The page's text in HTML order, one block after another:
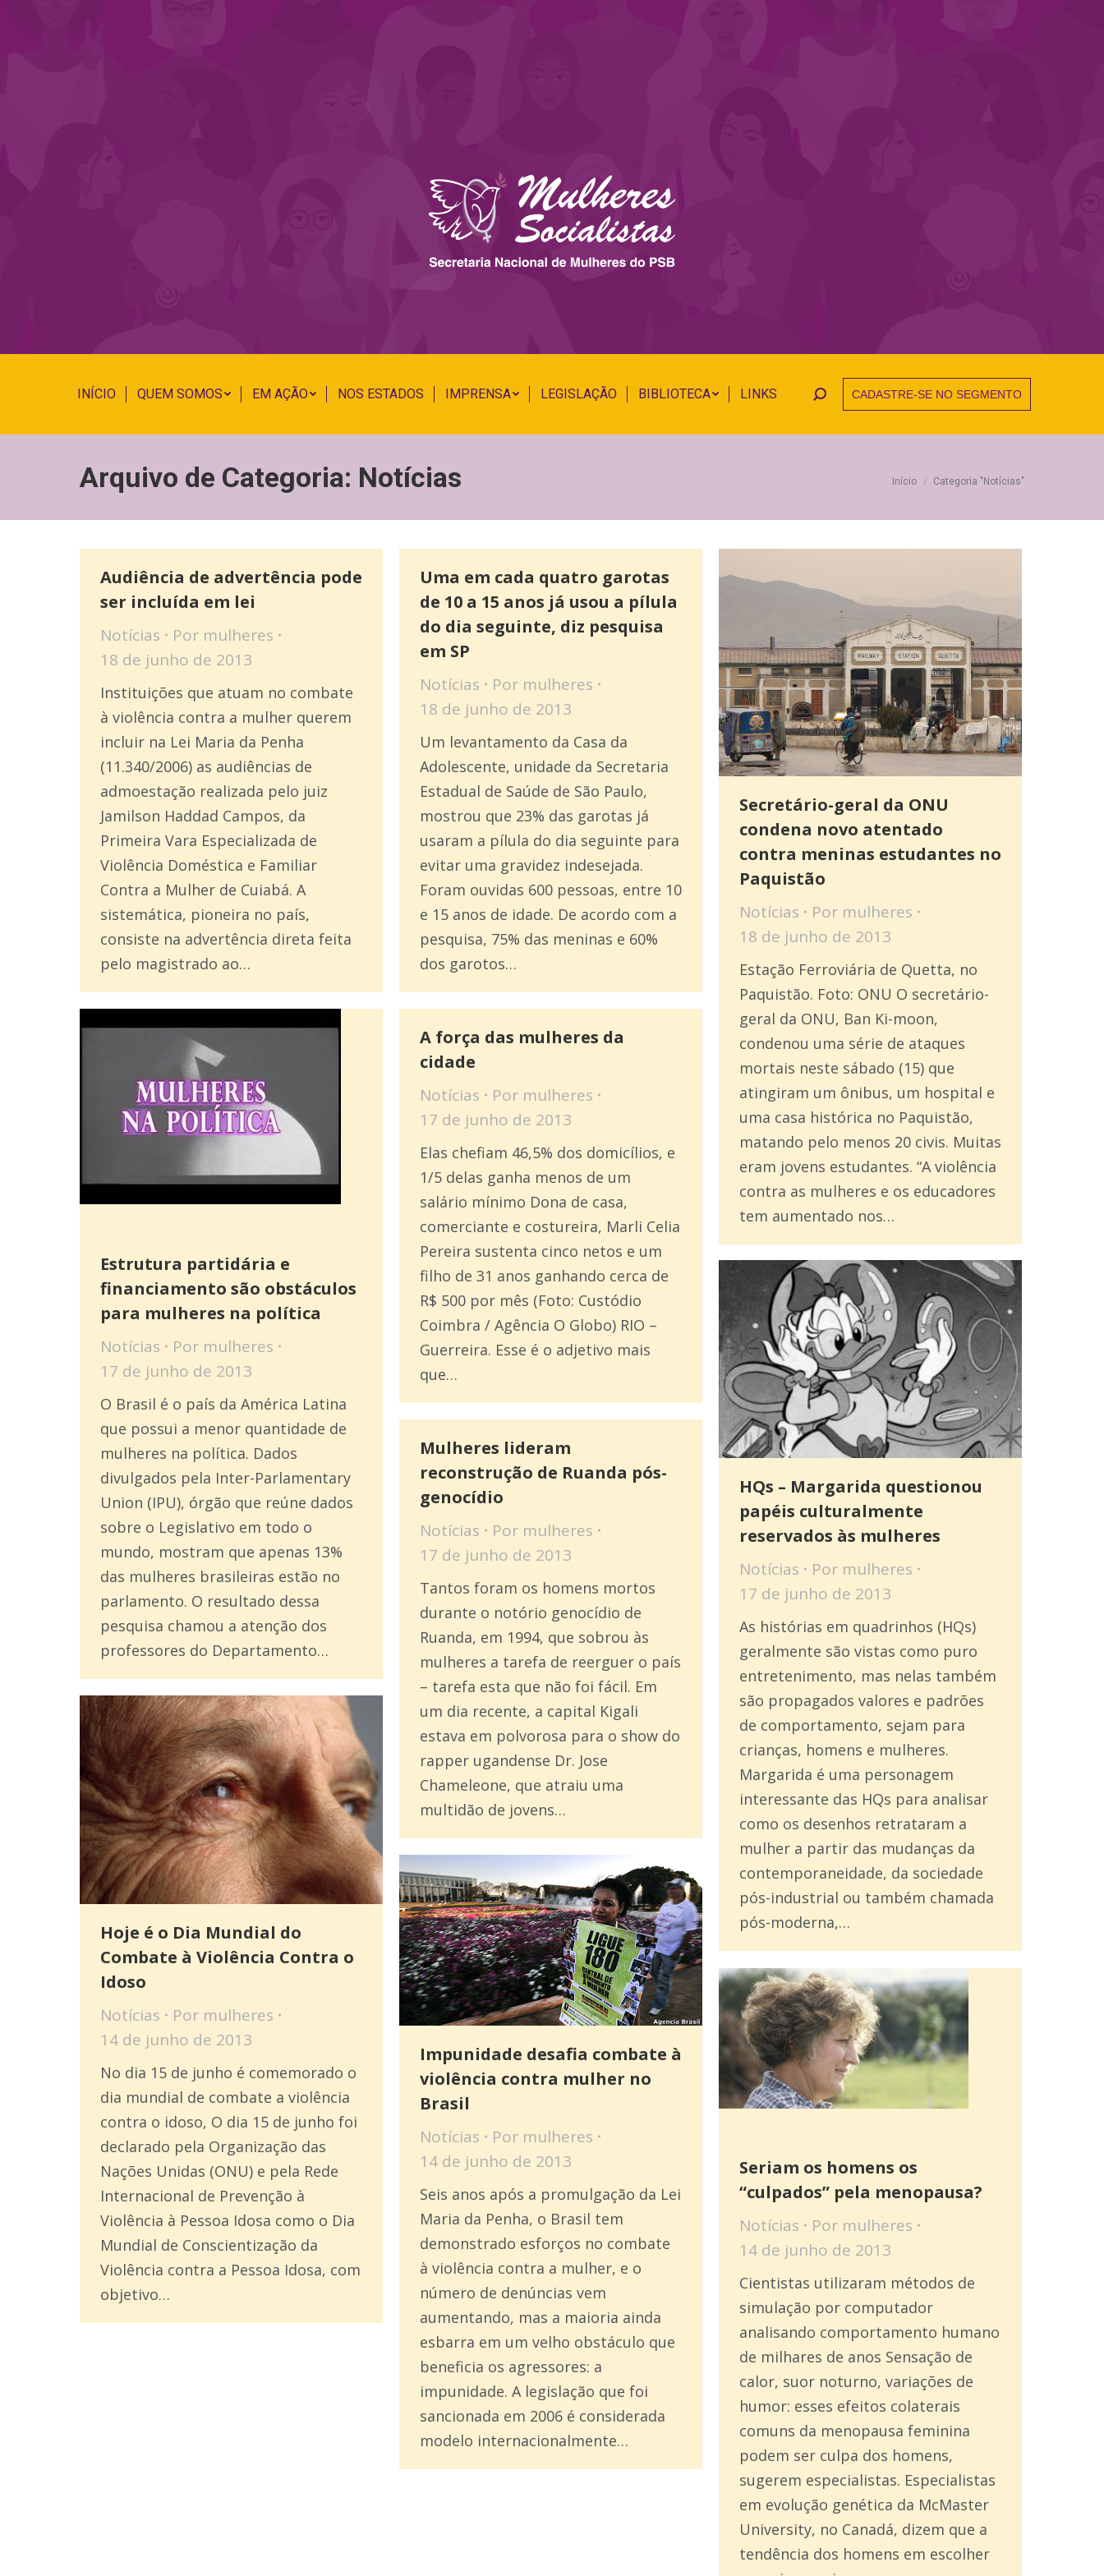
INÍCIO QUEM SOMOS EM AÇÃO NOS ESTADOS IMPRENSA LEGISLAÇÃO BIBLIOTECA LINKS Search:CADASTRE-SE NO SEGMENTO
Arquivo de Categoria: Notícias Você está aqui:
Início Categoria "Notícias"
Audiência de advertência pode
ser incluída em lei
Notícias Por mulheres
18 de junho de 2013
Instituições que atuam no combate
à violência contra a mulher querem
incluir na Lei Maria da Penha
(11.340/2006) as audiências de
admoestação realizada pelo juiz
Jamilson Haddad Campos, da
Primeira Vara Especializada de
Violência Doméstica e Familiar
Contra a Mulher de Cuiabá. A
sistemática, pioneira no país,
consiste na advertência direta feita
pelo magistrado ao…
Uma em cada quatro garotas
de 10 a 15 anos já usou a pílula
do dia seguinte, diz pesquisa
em SP
Notícias Por mulheres
18 de junho de 2013
Um levantamento da Casa da
Adolescente, unidade da Secretaria
Estadual de Saúde de São Paulo,
mostrou que 23% das garotas já
usaram a pílula do dia seguinte para
evitar uma gravidez indesejada.
Foram ouvidas 600 pessoas, entre 10
e 15 anos de idade. De acordo com a
pesquisa, 75% das meninas e 60%
dos garotos…
Secretário-geral da ONU
condena novo atentado
contra meninas estudantes no
Paquistão
Notícias Por mulheres
18 de junho de 2013
Estação Ferroviária de Quetta, no
Paquistão. Foto: ONU O secretário-
geral da ONU, Ban Ki-moon,
condenou uma série de ataques
mortais neste sábado (15) que
atingiram um ônibus, um hospital e
uma casa histórica no Paquistão,
matando pelo menos 20 civis. Muitas
eram jovens estudantes. “A violência
contra as mulheres e os educadores
tem aumentado nos…
Estrutura partidária e
financiamento são obstáculos
para mulheres na política
Notícias Por mulheres
17 de junho de 2013
O Brasil é o país da América Latina
que possui a menor quantidade de
mulheres na política. Dados
divulgados pela Inter-Parlamentary
Union (IPU), órgão que reúne dados
sobre o Legislativo em todo o
mundo, mostram que apenas 13%
das mulheres brasileiras estão no
parlamento. O resultado dessa
pesquisa chamou a atenção dos
professores do Departamento…
A força das mulheres da
cidade
Notícias Por mulheres
17 de junho de 2013
Elas chefiam 46,5% dos domicílios, e
1/5 delas ganha menos de um
salário mínimo Dona de casa,
comerciante e costureira, Marli Celia
Pereira sustenta cinco netos e um
filho de 31 anos ganhando cerca de
R$ 500 por mês (Foto: Custódio
Coimbra / Agência O Globo) RIO –
Guerreira. Esse é o adjetivo mais
que…
HQs – Margarida questionou
papéis culturalmente
reservados às mulheres
Notícias Por mulheres
17 de junho de 2013
As histórias em quadrinhos (HQs)
geralmente são vistas como puro
entretenimento, mas nelas também
são propagados valores e padrões
de comportamento, sejam para
crianças, homens e mulheres.
Margarida é uma personagem
interessante das HQs para analisar
como os desenhos retrataram a
mulher a partir das mudanças da
contemporaneidade, da sociedade
pós-industrial ou também chamada
pós-moderna,…
Mulheres lideram
reconstrução de Ruanda pós-
genocídio
Notícias Por mulheres
17 de junho de 2013
Tantos foram os homens mortos
durante o notório genocídio de
Ruanda, em 1994, que sobrou às
mulheres a tarefa de reerguer o país
– tarefa esta que não foi fácil. Em
um dia recente, a capital Kigali
estava em polvorosa para o show do
rapper ugandense Dr. Jose
Chameleone, que atraiu uma
multidão de jovens…
Hoje é o Dia Mundial do
Combate à Violência Contra o
Idoso
Notícias Por mulheres
14 de junho de 2013
No dia 15 de junho é comemorado o
dia mundial de combate a violência
contra o idoso, O dia 15 de junho foi
declarado pela Organização das
Nações Unidas (ONU) e pela Rede
Internacional de Prevenção à
Violência à Pessoa Idosa como o Dia
Mundial de Conscientização da
Violência contra a Pessoa Idosa, com
objetivo…
Impunidade desafia combate à
violência contra mulher no
Brasil
Notícias Por mulheres
14 de junho de 2013
Seis anos após a promulgação da Lei
Maria da Penha, o Brasil tem
demonstrado esforços no combate
à violência contra a mulher, e o
número de denúncias vem
aumentando, mas a maioria ainda
esbarra em um velho obstáculo que
beneficia os agressores: a
impunidade. A legislação que foi
sancionada em 2006 é considerada
modelo internacionalmente…
Seriam os homens os
“culpados” pela menopausa?
Notícias Por mulheres
14 de junho de 2013
Cientistas utilizaram métodos de
simulação por computador
analisando comportamento humano
de milhares de anos Sensação de
calor, suor noturno, variações de
humor: esses efeitos colaterais
comuns da menopausa feminina
podem ser culpa dos homens,
sugerem especialistas. Especialistas
em evolução genética da McMaster
University, no Canadá, dizem que a
tendência dos homens em escolher